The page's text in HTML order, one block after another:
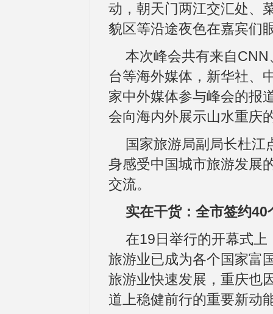
动，朝天门两江交汇处、
貌区等沿途夜色在嘉宾们
本次峰会共有来自
台等海外媒体，新华社、
家中外媒体参与峰会的报
会向海内外展示山水重庆
国家旅游局副局长杜江
身感受中国城市旅游发展
交流。
实在干货：全市签约
在19日举行的开幕式
旅游业已成为各个国家富
旅游业快速发展，重庆也
道上稳健前行的重要新动